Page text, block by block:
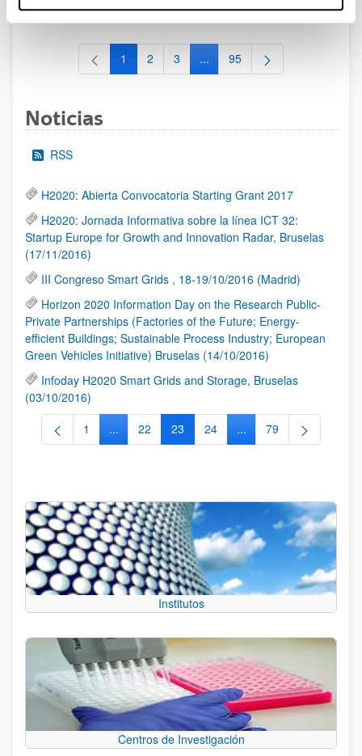
Página
1 Página
2 Página
3 ...Páginas intermedias Use TAB
Página
95
Noticias
RSS
H2020: Abierta Convocatoria Starting Grant 2017
H2020: Jornada Informativa sobre la línea ICT 32:
Startup Europe for Growth and Innovation Radar, Bruselas
(17/11/2016)
III Congreso Smart Grids , 18-19/10/2016 (Madrid)
Horizon 2020 Information Day on the Research Public-
Private Partnerships (Factories of the Future; Energy-
efficient Buildings; Sustainable Process Industry; European
Green Vehicles Initiative) Bruselas (14/10/2016)
Infoday H2020 Smart Grids and Storage, Bruselas
(03/10/2016)
Página
1 ...Páginas intermedias Use TAB para desplazarse.
Página
22 Página
23 Página
24 ...Páginas intermedias
Página
79
Institutos
Centros de Investigación